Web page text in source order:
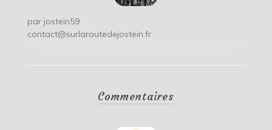
par jostein59
contact@surlaroutedejostein.fr
Commentaires